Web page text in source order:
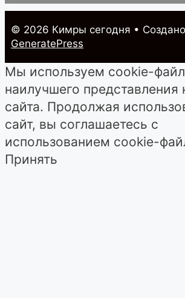
© 2026 Кимры cегодня •
GeneratePress
Мы используем cookie-
наилучшего представления
сайта. Продолжая
сайт, вы соглашаетесь с
использованием cookie-
Принять